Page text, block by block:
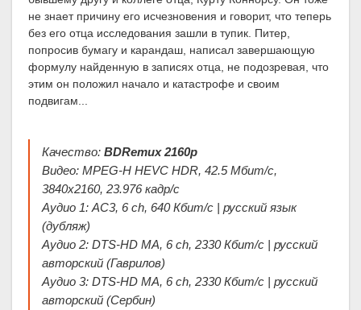
не знает причину его исчезновения и говорит, что теперь
без его отца исследования зашли в тупик. Питер,
попросив бумагу и карандаш, написал завершающую
формулу найденную в записях отца, не подозревая, что
этим он положил начало и катастрофе и своим
подвигам...
Качество:BDRemux 2160p
Видео: MPEG-H HEVC HDR, 42.5 Mбит/с,
3840x2160, 23.976 кадр/с
Аудио 1: AC3, 6 ch, 640 Кбит/с | русский язык
(дубляж)
Аудио 2: DTS-HD MA, 6 ch, 2330 Кбит/с | русский
авторский (Гаврилов)
Аудио 3: DTS-HD MA, 6 ch, 2330 Кбит/с | русский
авторский (Сербин)